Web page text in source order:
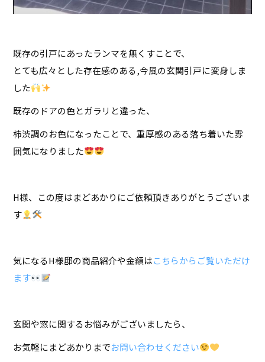
既存の引戸にあったランマを無くすことで、
とても広々とした存在感のある,今風の玄関引戸に変身しま
した
既存のドアの色とガラリと違った、
柿渋調のお色になったことで、重厚感のある落ち着いた雰
囲気になりました
H様、この度はまどあかりにご依頼頂きありがとうございま
す
気になるH様邸の商品紹介や金額はこちらからご覧いただけ
ます
玄関や窓に関するお悩みがございましたら、
お気軽にまどあかりまでお問い合わせください